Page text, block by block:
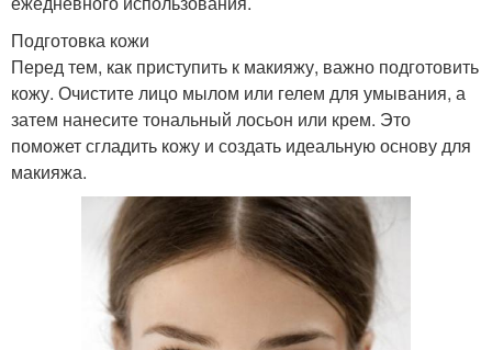
Подготовка кожи
Перед тем, как приступить к макияжу, важно подготовить
кожу. Очистите лицо мылом или гелем для умывания, а
затем нанесите тональный лосьон или крем. Это
поможет сгладить кожу и создать идеальную основу для
макияжа.